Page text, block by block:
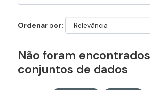
Ordenar por
Não foram encontrados
conjuntos de dados